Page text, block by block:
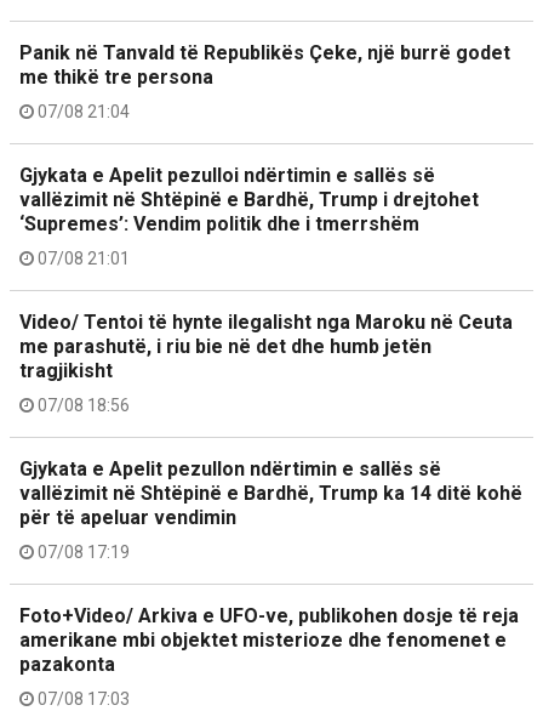
Panik në Tanvald të Republikës Çeke, një burrë godet
me thikë tre persona
07/08 21:04
Gjykata e Apelit pezulloi ndërtimin e sallës së
vallëzimit në Shtëpinë e Bardhë, Trump i drejtohet
‘Supremes’: Vendim politik dhe i tmerrshëm
07/08 21:01
Video/ Tentoi të hynte ilegalisht nga Maroku në Ceuta
me parashutë, i riu bie në det dhe humb jetën
tragjikisht
07/08 18:56
Gjykata e Apelit pezullon ndërtimin e sallës së
vallëzimit në Shtëpinë e Bardhë, Trump ka 14 ditë kohë
për të apeluar vendimin
07/08 17:19
Foto+Video/ Arkiva e UFO-ve, publikohen dosje të reja
amerikane mbi objektet misterioze dhe fenomenet e
pazakonta
07/08 17:03